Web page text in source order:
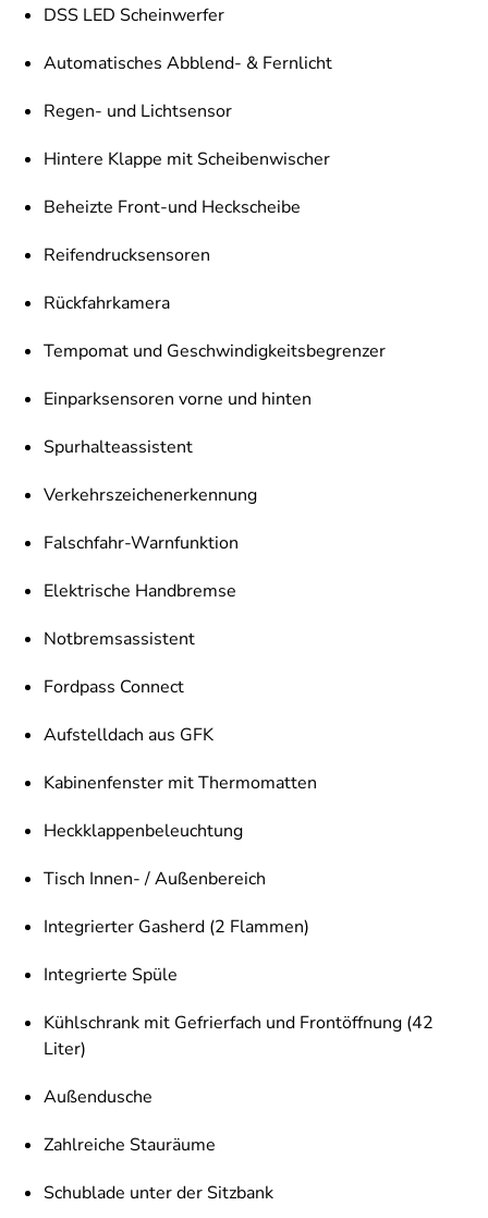
DSS LED Scheinwerfer
Automatisches Abblend- & Fernlicht
Regen- und Lichtsensor
Hintere Klappe mit Scheibenwischer
Beheizte Front-und Heckscheibe
Reifendrucksensoren
Rückfahrkamera
Tempomat und Geschwindigkeitsbegrenzer
Einparksensoren vorne und hinten
Spurhalteassistent
Verkehrszeichenerkennung
Falschfahr-Warnfunktion
Elektrische Handbremse
Notbremsassistent
Fordpass Connect
Aufstelldach aus GFK
Kabinenfenster mit Thermomatten
Heckklappenbeleuchtung
Tisch Innen- / Außenbereich
Integrierter Gasherd (2 Flammen)
Integrierte Spüle
Kühlschrank mit Gefrierfach und Frontöffnung (42
Liter)
Außendusche
Zahlreiche Stauräume
Schublade unter der Sitzbank